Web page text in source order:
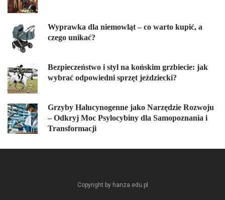
Wyprawka dla niemowląt – co warto kupić, a
czego unikać?
Bezpieczeństwo i styl na końskim grzbiecie: jak
wybrać odpowiedni sprzęt jeździecki?
Grzyby Halucynogenne jako Narzędzie Rozwoju
– Odkryj Moc Psylocybiny dla Samopoznania i
Transformacji
Copyright by hanza.edu.pl